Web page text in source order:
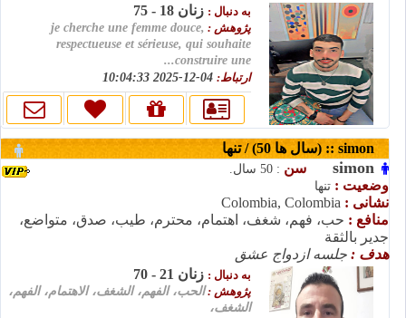
به دنبال : زنان 18 - 75
پژوهش : je cherche une femme douce,
respectueuse et sérieuse, qui souhaite
construire une...
ارتباط:
simon :: (سال ها 50) / تنها
simon سن : 50 سال.
وضعیت : تنها
نشانی : Colombia, Colombia
منافع : حب، فهم، شغف، اهتمام، محترم، طيب، صدق، متواضع،
جدير بالثقة
هدف : جلسه ازدواج عشق
به دنبال : زنان 21 - 70
پژوهش :الحب، الفهم، الشغف، الاهتمام، الفهم،
الشغف،